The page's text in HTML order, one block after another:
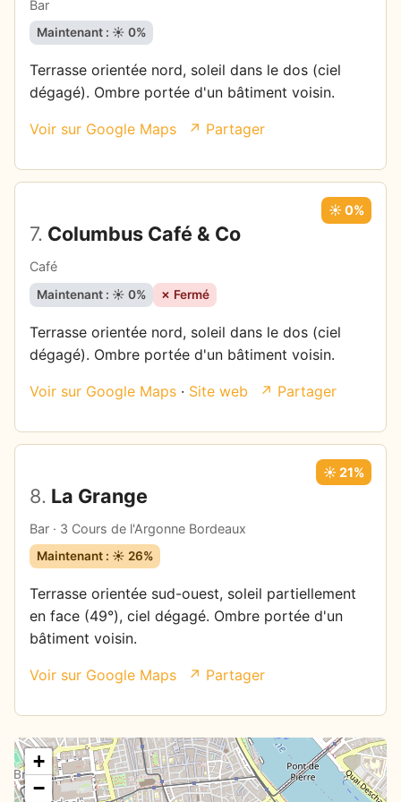
Bar
Maintenant : ☀️ 0%
Terrasse orientée nord, soleil dans le dos (ciel
dégagé). Ombre portée d'un bâtiment voisin.
Voir sur Google Maps ↗ Partager
7. Columbus Café & Co
Café
☀️ 0%
Maintenant : ☀️ 0% ✗ Fermé
Terrasse orientée nord, soleil dans le dos (ciel
dégagé). Ombre portée d'un bâtiment voisin.
Voir sur Google Maps · Site web ↗ Partager
8. La Grange
Bar · 3 Cours de l'Argonne Bordeaux
☀️ 21%
Maintenant : ☀️ 26%
Terrasse orientée sud-ouest, soleil partiellement
en face (49°), ciel dégagé. Ombre portée d'un
bâtiment voisin.
Voir sur Google Maps ↗ Partager
+
−